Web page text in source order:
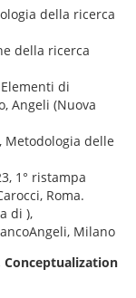
della ricerca
della ricerca
di
Angeli (Nuova
Metodologia delle
1° ristampa
Roma.
di ),
Milano
Conceptualization